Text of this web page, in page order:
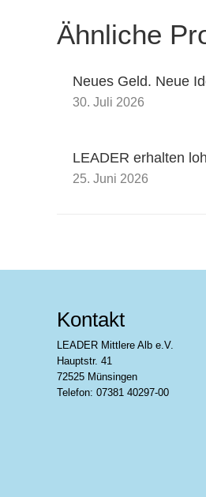
Ähnliche
Neues Geld. Neue
30. Juli 2026
LEADER erhalten
25. Juni 2026
Kontakt
LEADER Mittlere Alb e.V.
Hauptstr. 41
72525 Münsingen
Telefon: 07381 40297-00